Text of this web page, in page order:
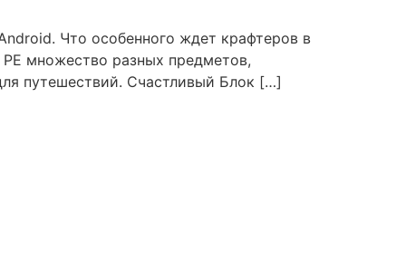
Что особенного ждет крафтеров в
множество разных предметов,
путешествий. Счастливый Блок […]